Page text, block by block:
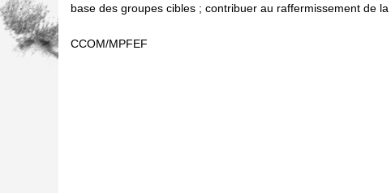
base des groupes cibles ; contribuer au raffermissement de la
CCOM/MPFEF